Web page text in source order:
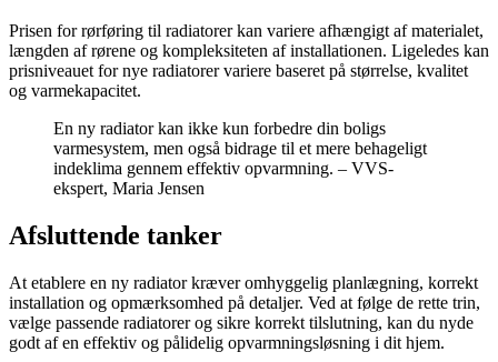
Prisen for rørføring til radiatorer kan variere afhængigt af materialet,
længden af rørene og kompleksiteten af installationen. Ligeledes kan
prisniveauet for nye radiatorer variere baseret på størrelse, kvalitet
og varmekapacitet.
En ny radiator kan ikke kun forbedre din boligs
varmesystem, men også bidrage til et mere behageligt
indeklima gennem effektiv opvarmning. – VVS-
ekspert, Maria Jensen
Afsluttende tanker
At etablere en ny radiator kræver omhyggelig planlægning, korrekt
installation og opmærksomhed på detaljer. Ved at følge de rette trin,
vælge passende radiatorer og sikre korrekt tilslutning, kan du nyde
godt af en effektiv og pålidelig opvarmningsløsning i dit hjem.